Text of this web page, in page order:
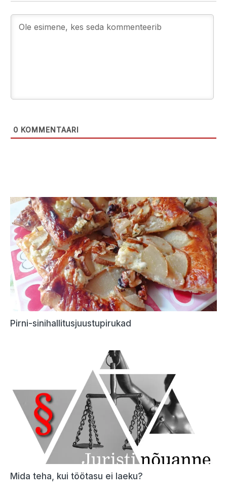
0 KOMMENTAARI
Pirni-sinihallitusjuustupirukad
Mida teha, kui töötasu ei laeku?